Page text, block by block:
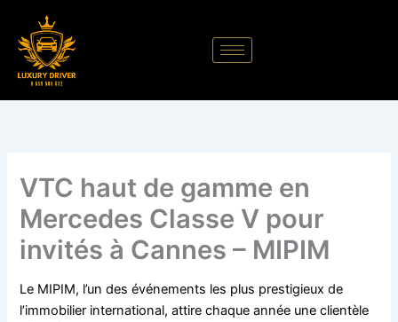
contenu
VTC haut de gamme en
Mercedes Classe V pour
invités à Cannes – MIPIM
Le MIPIM, l’un des événements les plus prestigieux de
l’immobilier international, attire chaque année une clientèle